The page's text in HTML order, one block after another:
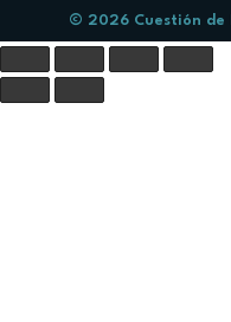
© 2026 Cuestión de